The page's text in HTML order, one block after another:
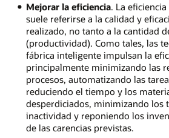
Mejorar la eficiencia. La
suele referirse a la calidad y
realizado, no tanto a la cantidad
(productividad). Como tales, las
fábrica inteligente impulsan la
principalmente minimizando las
procesos, automatizando las
reduciendo el tiempo y los
desperdiciados, minimizando los
inactividad y reponiendo los
de las carencias previstas.